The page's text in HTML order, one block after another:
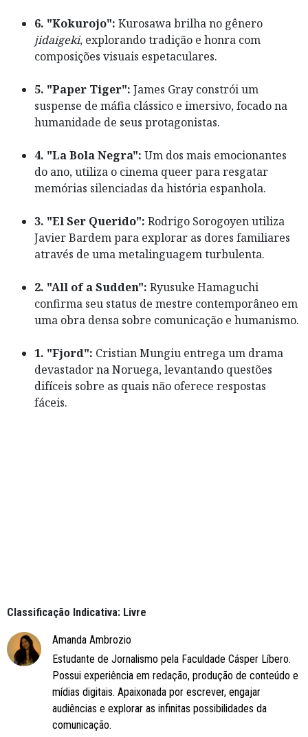
6. "Kokurojo": Kurosawa brilha no gênero
jidaigeki, explorando tradição e honra com
composições visuais espetaculares.
5. "Paper Tiger": James Gray constrói um
suspense de máfia clássico e imersivo, focado na
humanidade de seus protagonistas.
4. "La Bola Negra": Um dos mais emocionantes
do ano, utiliza o cinema queer para resgatar
memórias silenciadas da história espanhola.
3. "El Ser Querido": Rodrigo Sorogoyen utiliza
Javier Bardem para explorar as dores familiares
através de uma metalinguagem turbulenta.
2. "All of a Sudden": Ryusuke Hamaguchi
confirma seu status de mestre contemporâneo em
uma obra densa sobre comunicação e humanismo.
1. "Fjord": Cristian Mungiu entrega um drama
devastador na Noruega, levantando questões
difíceis sobre as quais não oferece respostas
fáceis.
Classificação Indicativa: Livre
Amanda Ambrozio
Estudante de Jornalismo pela Faculdade Cásper Líbero.
Possui experiência em redação, produção de conteúdo e
mídias digitais. Apaixonada por escrever, engajar
audiências e explorar as infinitas possibilidades da
comunicação.